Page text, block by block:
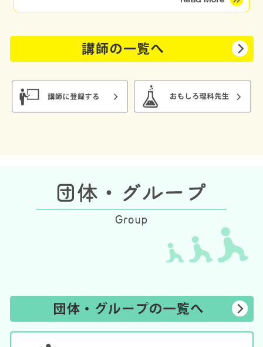
チーフやさまざまな画材を用い、親子講座、高齢者施